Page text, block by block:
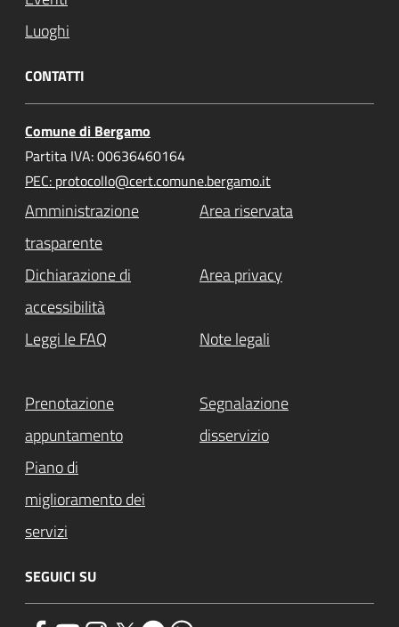
Luoghi
CONTATTI
Comune di Bergamo
Partita IVA: 00636460164
PEC: protocollo@cert.comune.bergamo.it
Amministrazione
trasparente
Area riservata
Dichiarazione di
accessibilità
Area privacy
Leggi le FAQ Note legali
Prenotazione
appuntamento
Segnalazione
disservizio
Piano di
miglioramento dei
servizi
SEGUICI SU